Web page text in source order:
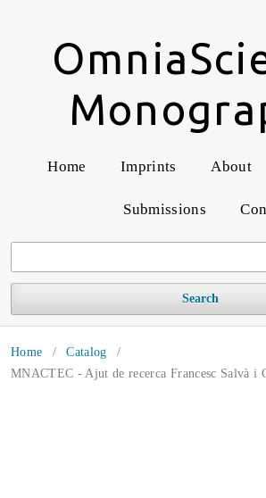
Home Imprints About
Submissions
Search
Home / Catalog
/
MNACTEC - Ajut de recerca Francesc Salvà i